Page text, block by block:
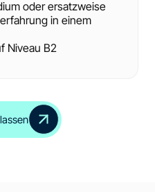
oder ersatzweise
in einem
Niveau B2